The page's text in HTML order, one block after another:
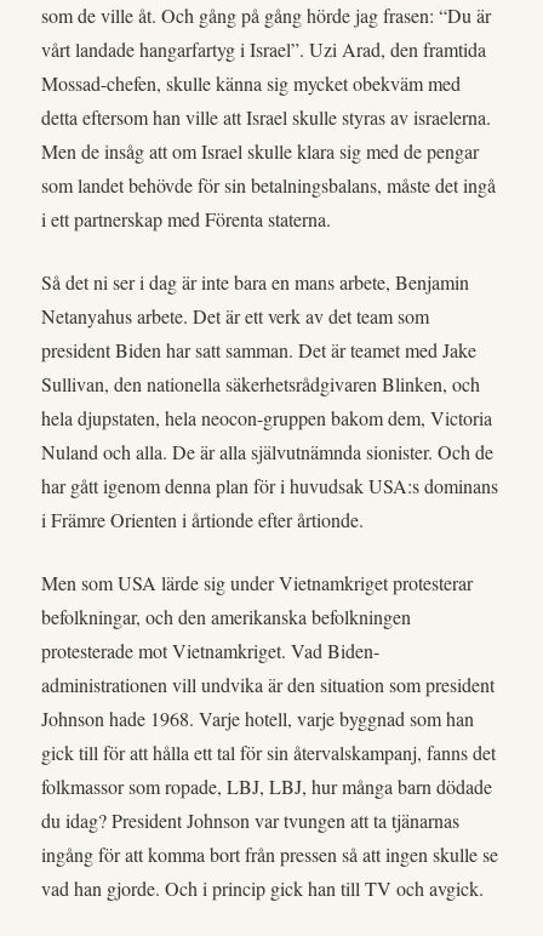
som de ville åt. Och gång på gång hörde jag frasen: “Du är
vårt landade hangarfartyg i Israel”. Uzi Arad, den framtida
Mossad-chefen, skulle känna sig mycket obekväm med
detta eftersom han ville att Israel skulle styras av israelerna.
Men de insåg att om Israel skulle klara sig med de pengar
som landet behövde för sin betalningsbalans, måste det ingå
i ett partnerskap med Förenta staterna.
Så det ni ser i dag är inte bara en mans arbete, Benjamin
Netanyahus arbete. Det är ett verk av det team som
president Biden har satt samman. Det är teamet med Jake
Sullivan, den nationella säkerhetsrådgivaren Blinken, och
hela djupstaten, hela neocon-gruppen bakom dem, Victoria
Nuland och alla. De är alla självutnämnda sionister. Och de
har gått igenom denna plan för i huvudsak USA:s dominans
i Främre Orienten i årtionde efter årtionde.
Men som USA lärde sig under Vietnamkriget protesterar
befolkningar, och den amerikanska befolkningen
protesterade mot Vietnamkriget. Vad Biden-
administrationen vill undvika är den situation som president
Johnson hade 1968. Varje hotell, varje byggnad som han
gick till för att hålla ett tal för sin återvalskampanj, fanns det
folkmassor som ropade, LBJ, LBJ, hur många barn dödade
du idag? President Johnson var tvungen att ta tjänarnas
ingång för att komma bort från pressen så att ingen skulle se
vad han gjorde. Och i princip gick han till TV och avgick.